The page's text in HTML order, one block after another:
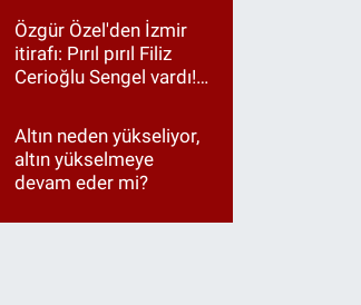
Özgür Özel'den İzmir
itirafı: Pırıl pırıl Filiz
Cerioğlu Sengel vardı!
Tugay birinci çıktı
Altın neden yükseliyor,
altın yükselmeye
devam eder mi?